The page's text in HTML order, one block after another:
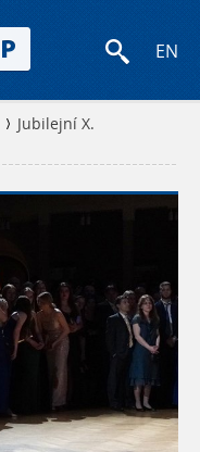
EN
Jubilejní X.